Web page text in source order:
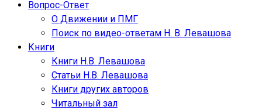
Вопрос-Ответ
О Движении и ПМГ
Поиск по видео-ответам Н. В. Левашова
Книги
Книги Н.В. Левашова
Статьи Н.В. Левашова
Книги других авторов
Читальный зал